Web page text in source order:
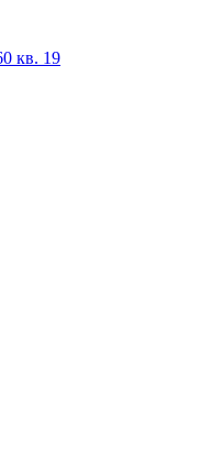
кв. 19